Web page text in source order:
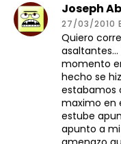
Joseph
27/03/2010
Quiero
asaltantes…
momento
hecho se
estabamos
maximo en
estube
apunto a